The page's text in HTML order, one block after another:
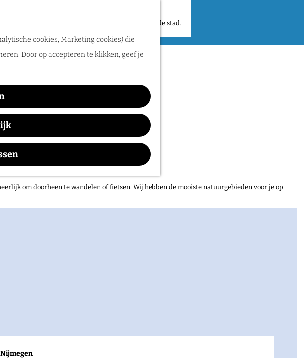
cookies, Marketing cookies) die
Door op accepteren te klikken, geef je
pad en ontdek verborgen plekken en verhalen in de stad.
om doorheen te wandelen of fietsen. Wij hebben de mooiste natuurgebieden voor je op
2027